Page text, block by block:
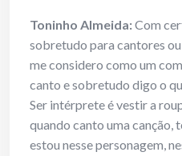
Toninho Almeida:Com
sobretudo para cantores ou
me considero como um
canto e sobretudo digo o
Ser intérprete é vestir a
quando canto uma canção,
estou nesse personagem,